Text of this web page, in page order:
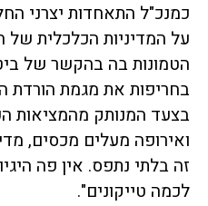
כמנכ"ל התאחדות יצרני
על המדיניות הכלכלית
הטמונות בה בהקשר של
בחריפות את מגמת הורדת
בצעד המנותק מהמציאות
ואירופה מעלים מכסים,
זה בלתי נתפס. אין פה
לכמה טייקונים".